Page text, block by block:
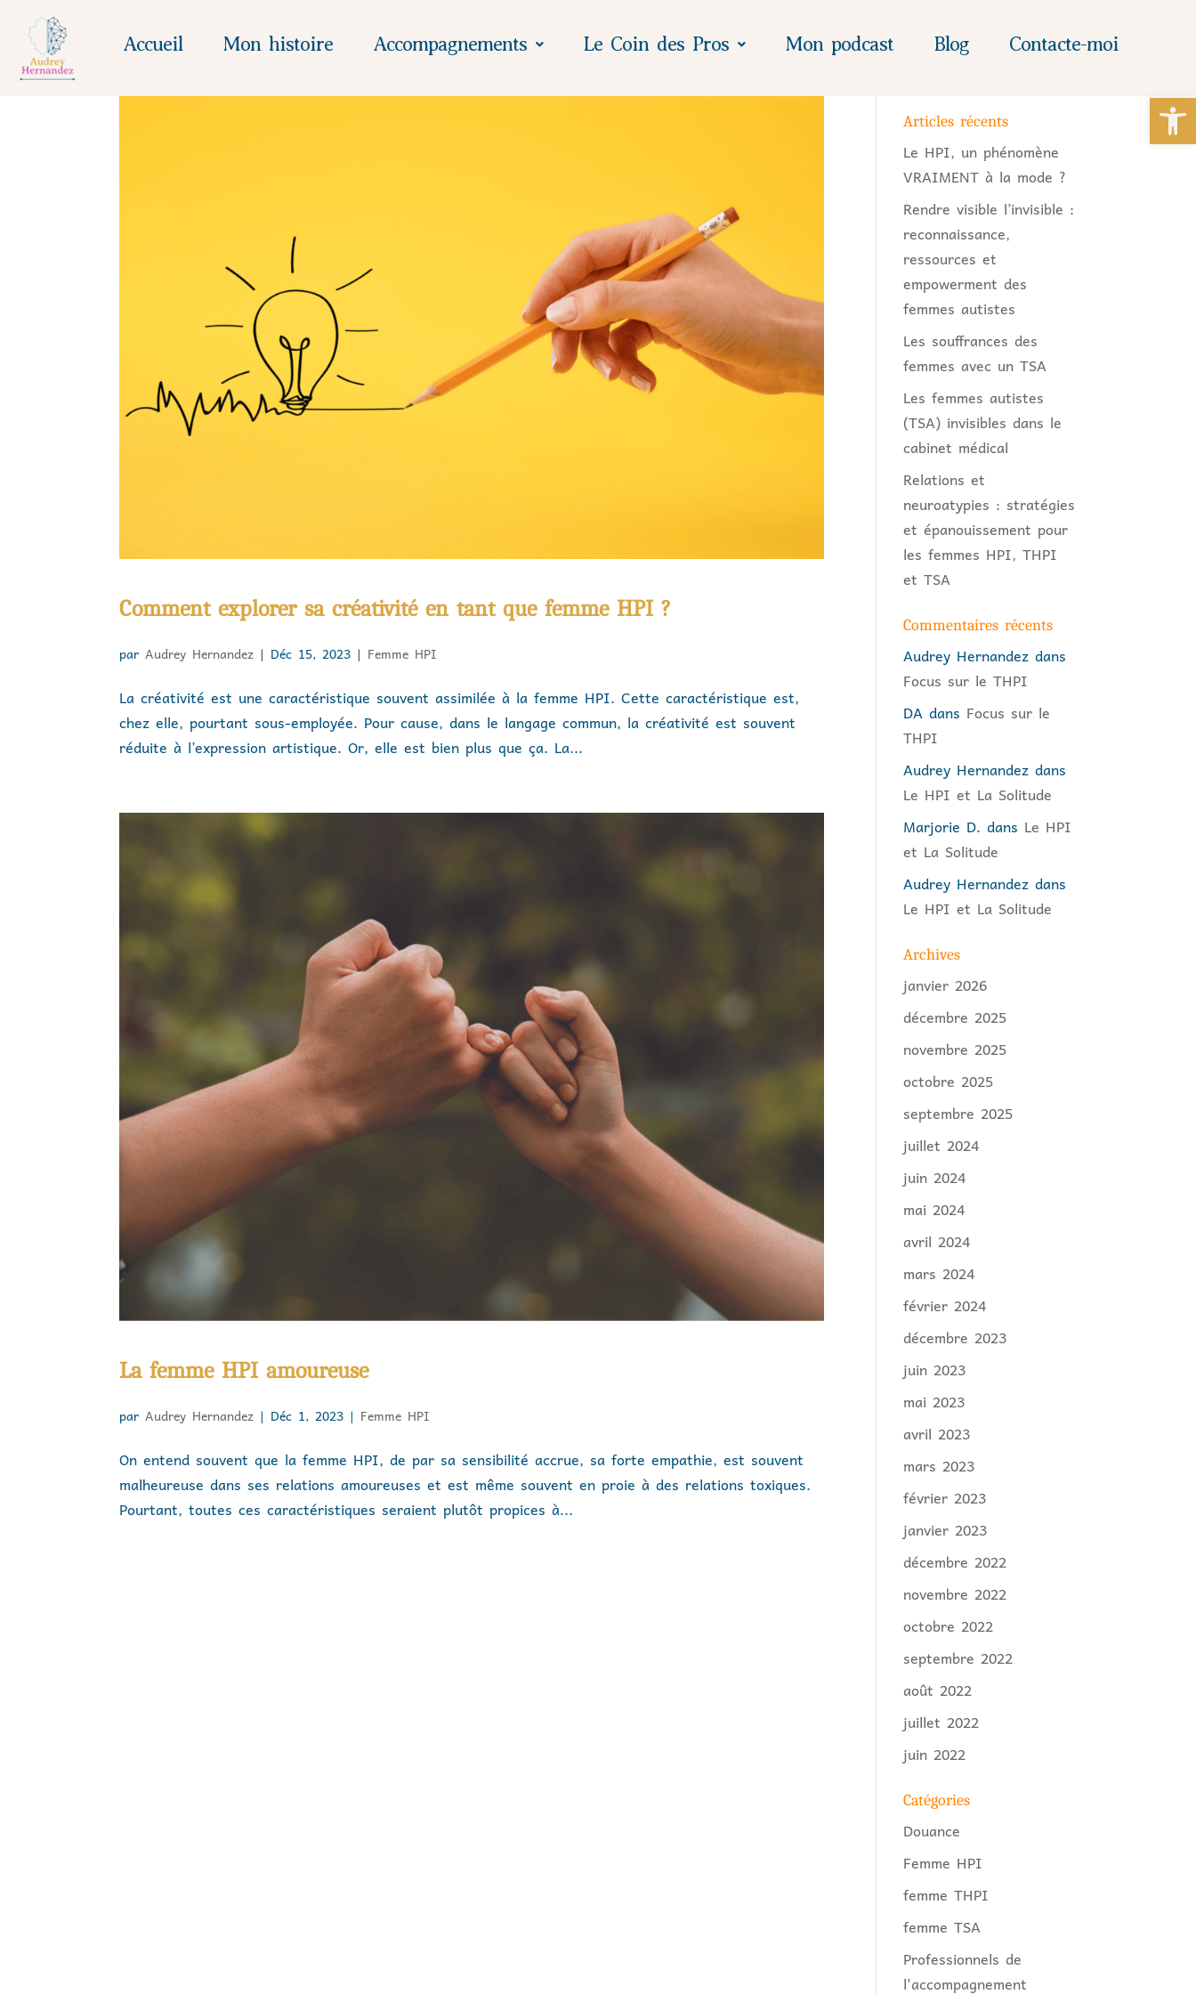
Accueil Mon histoire Accompagnements Le Coin des Pros Mon podcast Blog Contacte-moi
Comment explorer sa créativité en tant que femme HPI ?
parAudrey Hernandez | Déc 15, 2023 | Femme HPI
La créativité est une caractéristique souvent assimilée à la femme HPI. Cette caractéristique est,
chez elle, pourtant sous-employée. Pour cause, dans le langage commun, la créativité est souvent
réduite à l’expression artistique. Or, elle est bien plus que ça. La...
La femme HPI amoureuse
parAudrey Hernandez | Déc 1, 2023 | Femme HPI
On entend souvent que la femme HPI, de par sa sensibilité accrue, sa forte empathie, est souvent
malheureuse dans ses relations amoureuses et est même souvent en proie à des relations toxiques.
Pourtant, toutes ces caractéristiques seraient plutôt propices à...
Articles récents
Le HPI, un phénomène
VRAIMENT à la mode ?
Rendre visible l’invisible :
reconnaissance,
ressources et
empowerment des
femmes autistes
Les souffrances des
femmes avec un TSA
Les femmes autistes
(TSA) invisibles dans le
cabinet médical
Relations et
neuroatypies : stratégies
et épanouissement pour
les femmes HPI, THPI
et TSA
Commentaires récents
Audrey Hernandez dans
Focus sur le THPI
DA dans Focus sur le
THPI
Audrey Hernandez dans
Le HPI et La Solitude
Marjorie D. dans Le HPI
et La Solitude
Audrey Hernandez dans
Le HPI et La Solitude
Archives
janvier 2026
décembre 2025
novembre 2025
octobre 2025
septembre 2025
juillet 2024
juin 2024
mai 2024
avril 2024
mars 2024
février 2024
décembre 2023
juin 2023
mai 2023
avril 2023
mars 2023
février 2023
janvier 2023
décembre 2022
novembre 2022
octobre 2022
septembre 2022
août 2022
juillet 2022
juin 2022
Catégories
Douance
Femme HPI
femme THPI
femme TSA
Professionnels de
l'accompagnement